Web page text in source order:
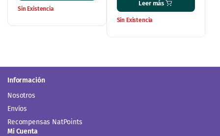
Sin Existencia
Leer más
Sin Existencia
Información
Nosotros
Envíos
Recompensas NatPoints
Mi Cuenta